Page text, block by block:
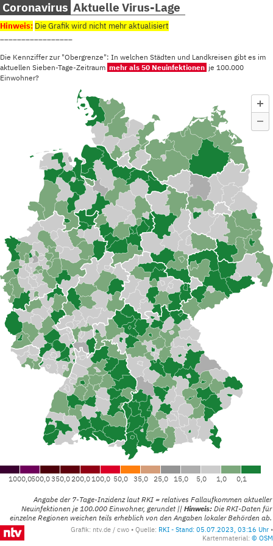
Coronavirus Aktuelle Virus-Lage
Hinweis: Die Grafik wird nicht mehr aktualisiert
Die Kennziffer zur "Obergrenze": In welchen Städten und Landkreisen gibt es im
aktuellen Sieben-Tage-Zeitraum mehr als 50 Neuinfektionen je 100.000
Einwohner?
1000,0500,0350,0 200,0 100,0 50,0 35,0 25,0 15,0 5,0 1,0 0,1
1000,0500,0350,0 200,0 100,0 50,0 35,0 25,0 15,0 5,0 1,0 0,1
Angabe der 7-Tage-Inzidenz laut RKI = relatives Fallaufkommen aktueller
Neuinfektionen je 100.000 Einwohner, gerundet || Hinweis: Die RKI-Daten für
einzelne Regionen weichen teils erheblich von den Angaben lokaler Behörden ab.
Grafik: ntv.de / cwo Quelle: RKI - Stand: 05.07.2023, 03:16 Uhr
Kartenmaterial: © OSM